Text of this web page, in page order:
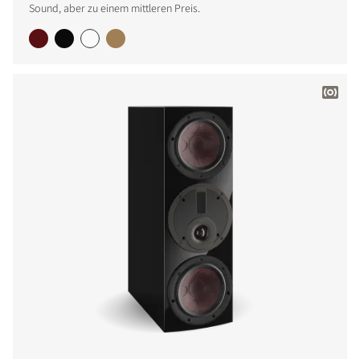
Sound, aber zu einem mittleren Preis.